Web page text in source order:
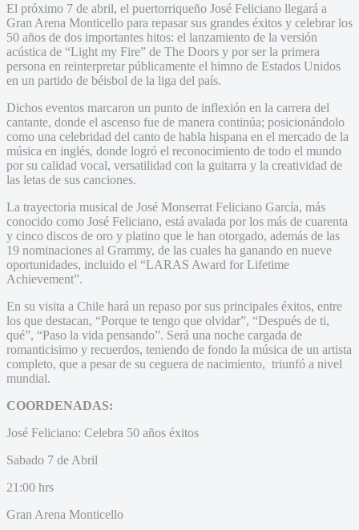
El próximo 7 de abril, el puertorriqueño José Feliciano llegará a
Gran Arena Monticello para repasar sus grandes éxitos y celebrar los
50 años de dos importantes hitos: el lanzamiento de la versión
acústica de “Light my Fire” de The Doors y por ser la primera
persona en reinterpretar públicamente el himno de Estados Unidos
en un partido de béisbol de la liga del país.
Dichos eventos marcaron un punto de inflexión en la carrera del
cantante, donde el ascenso fue de manera continúa; posicionándolo
como una celebridad del canto de habla hispana en el mercado de la
música en inglés, donde logró el reconocimiento de todo el mundo
por su calidad vocal, versatilidad con la guitarra y la creatividad de
las letas de sus canciones.
La trayectoria musical de José Monserrat Feliciano García, más
conocido como José Feliciano, está avalada por los más de cuarenta
y cinco discos de oro y platino que le han otorgado, además de las
19 nominaciones al Grammy, de las cuales ha ganando en nueve
oportunidades, incluido el “LARAS Award for Lifetime
Achievement”.
En su visita a Chile hará un repaso por sus principales éxitos, entre
los que destacan, “Porque te tengo que olvidar”, “Después de ti,
qué”, “Paso la vida pensando”. Será una noche cargada de
romanticisimo y recuerdos, teniendo de fondo la música de un artista
completo, que a pesar de su ceguera de nacimiento, triunfó a nivel
mundial.
COORDENADAS:
José Feliciano: Celebra 50 años éxitos
Sabado 7 de Abril
21:00 hrs
Gran Arena Monticello